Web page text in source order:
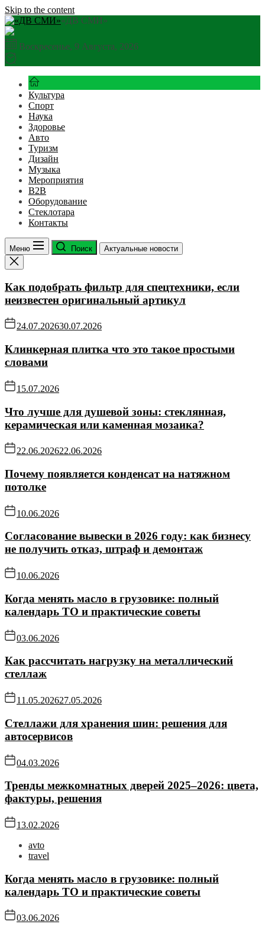
Skip to the content
«ДВ СМИ»
Воскресенье, 9 Августа, 2026
Культура
Спорт
Наука
Здоровье
Авто
Туризм
Дизайн
Музыка
Мероприятия
B2B
Оборудование
Стеклотара
Контакты
Меню Поиск Актуальные новости
Как подобрать фильтр для спецтехники, если
неизвестен оригинальный артикул
24.07.202630.07.2026
Клинкерная плитка что это такое простыми
словами
15.07.2026
Что лучше для душевой зоны: стеклянная,
керамическая или каменная мозаика?
22.06.202622.06.2026
Почему появляется конденсат на натяжном
потолке
10.06.2026
Согласование вывески в 2026 году: как бизнесу
не получить отказ, штраф и демонтаж
10.06.2026
Когда менять масло в грузовике: полный
календарь ТО и практические советы
03.06.2026
Как рассчитать нагрузку на металлический
стеллаж
11.05.202627.05.2026
Стеллажи для хранения шин: решения для
автосервисов
04.03.2026
Тренды межкомнатных дверей 2025–2026: цвета,
фактуры, решения
13.02.2026
avto
travel
Когда менять масло в грузовике: полный
календарь ТО и практические советы
03.06.2026